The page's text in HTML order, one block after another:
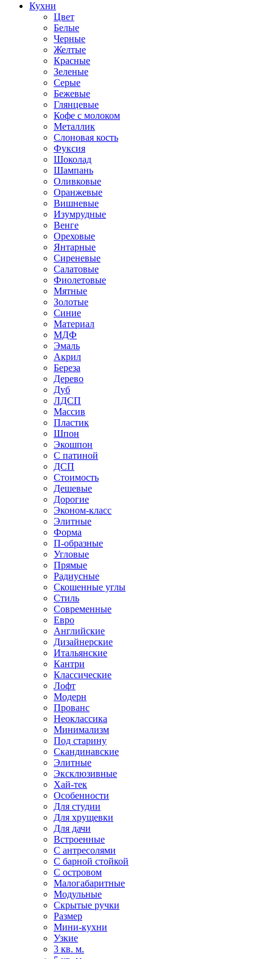
Кухни
Цвет
Белые
Черные
Желтые
Красные
Зеленые
Серые
Бежевые
Глянцевые
Кофе с молоком
Металлик
Слоновая кость
Фуксия
Шоколад
Шампань
Оливковые
Оранжевые
Вишневые
Изумрудные
Венге
Ореховые
Янтарные
Сиреневые
Салатовые
Фиолетовые
Мятные
Золотые
Синие
Материал
МДФ
Эмаль
Акрил
Береза
Дерево
Дуб
ЛДСП
Массив
Пластик
Шпон
Экошпон
С патиной
ДСП
Стоимость
Дешевые
Дорогие
Эконом-класс
Элитные
Форма
П-образные
Угловые
Прямые
Радиусные
Скошенные углы
Стиль
Современные
Евро
Английские
Дизайнерские
Итальянские
Кантри
Классические
Лофт
Модерн
Прованс
Неоклассика
Минимализм
Под старину
Скандинавские
Элитные
Эксклюзивные
Хай-тек
Особенности
Для студии
Для хрущевки
Для дачи
Встроенные
С антресолями
С барной стойкой
С островом
Малогабаритные
Модульные
Скрытые ручки
Размер
Мини-кухни
Узкие
3 кв. м.